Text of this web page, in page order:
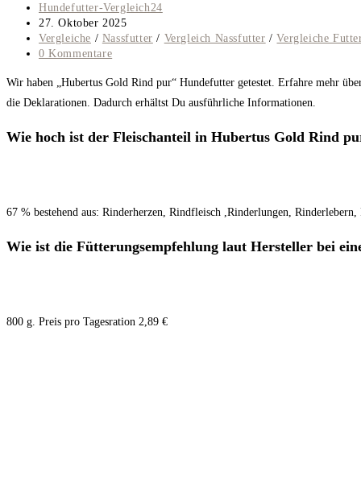
Beitrags-
Autor:
Hundefutter-Vergleich24
Beitrag
veröffentlicht:
27. Oktober 2025
Beitrags-
Kategorie:
Vergleiche / Nassfutter / Vergleich Nassfutter / Vergleiche
Beitrags-
0 Kommentare
Wir haben „Hubertus Gold Rind pur“ Hundefutter getestet. Erfahre mehr
die Deklarationen. Dadurch erhältst Du ausführliche Informationen.
Wie hoch ist der Fleischanteil in Hubertus Gold Rind
67 % bestehend aus: Rinderherzen, Rindfleisch ,Rinderlungen, Rinderlebern,
Wie ist die Fütterungsempfehlung laut Hersteller bei
800 g. Preis pro Tagesration 2,89 €